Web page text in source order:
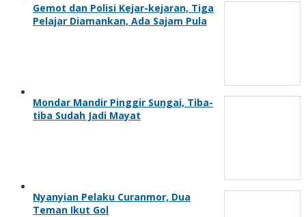
Gemot dan Polisi Kejar-kejaran, Tiga
Pelajar Diamankan, Ada Sajam Pula
Mondar Mandir Pinggir Sungai, Tiba-
tiba Sudah Jadi Mayat
Nyanyian Pelaku Curanmor, Dua
Teman Ikut Gol